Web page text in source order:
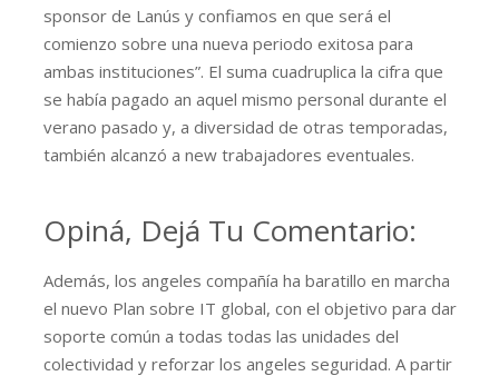
sponsor de Lanús y confiamos en que será el
comienzo sobre una nueva periodo exitosa para
ambas instituciones”. El suma cuadruplica la cifra que
se había pagado an aquel mismo personal durante el
verano pasado y, a diversidad de otras temporadas,
también alcanzó a new trabajadores eventuales.
Opiná, Dejá Tu Comentario:
Además, los angeles compañía ha baratillo en marcha
el nuevo Plan sobre IT global, con el objetivo para dar
soporte común a todas todas las unidades del
colectividad y reforzar los angeles seguridad. A partir